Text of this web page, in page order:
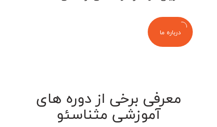
درباره ما
معرفی برخی از دوره های
آموزشی مثناسئو